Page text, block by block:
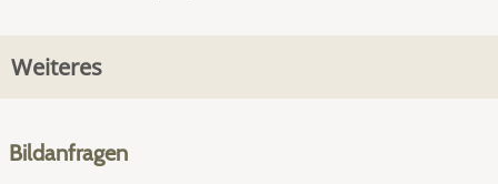
Weiteres
Bildanfragen